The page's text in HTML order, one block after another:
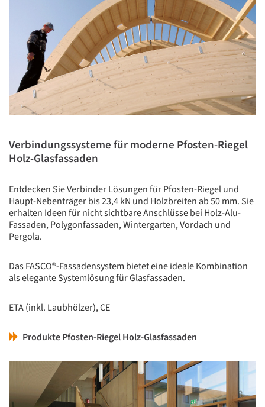
Verbindungssysteme für moderne Pfosten-Riegel
Holz-Glasfassaden
Entdecken Sie Verbinder Lösungen für Pfosten-Riegel und
Haupt-Nebenträger bis 23,4 kN und Holzbreiten ab 50 mm. Sie
erhalten Ideen für nicht sichtbare Anschlüsse bei Holz-Alu-
Fassaden, Polygonfassaden, Wintergarten, Vordach und
Pergola.
Das FASCO®-Fassadensystem bietet eine ideale Kombination
als elegante Systemlösung für Glasfassaden.
ETA (inkl. Laubhölzer), CE
Produkte Pfosten-Riegel Holz-Glasfassaden